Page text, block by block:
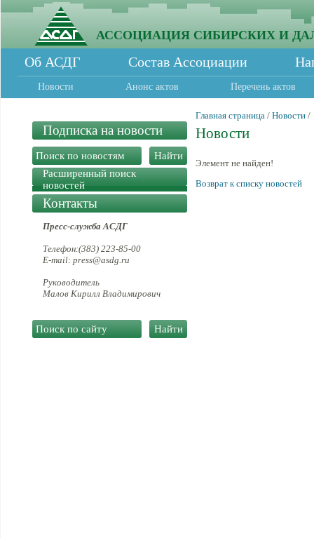
АССОЦИАЦИЯ СИБИРСКИХ И
Об АСДГ Состав Ассоциации
Новости Анонс актов Перечень актов
Подписка на новости
Расширенный поиск
новостей
Контакты
Пресс-служба АСДГ
Телефон:(383) 223-85-00
E-mail: press@asdg.ru
Руководитель
Малов Кирилл Владимирович
Главная страница / Новости /
Новости
Элемент не найден!
Возврат к списку новостей